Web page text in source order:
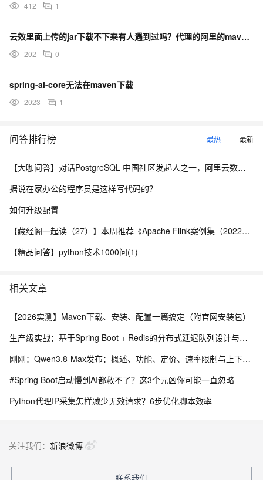
412 1
云效里面上传的jar下载不下来有人遇到过吗？代理的阿里的maven库
202 0
spring-ai-core无法在maven下载
2023 1
问答排行榜 最热 最新
【大咖问答】对话PostgreSQL 中国社区发起人之一，阿里云数据库高级专家 德哥
据说在家办公的程序员是这样写代码的？
如何升级配置
【藏经阁一起读（27）】本周推荐《Apache Flink案例集（2022版）》，你有哪些心得？
【精品问答】python技术1000问(1)
相关文章
【2026实测】Maven下载、安装、配置一篇搞定（附官网安装包）
生产级实战：基于Spring Boot + Redis的分布式延迟队列设计与实现
刚刚：Qwen3.8-Max发布：概述、功能、定价、速率限制与上下文、内置工具及API 参考指南
#Spring Boot启动慢到AI都救不了？这3个元凶你可能一直忽略
Python代理IP采集怎样减少无效请求？6步优化脚本效率
关注我们： 新浪微博
联系我们